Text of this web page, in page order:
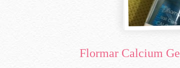
Flormar Calcium